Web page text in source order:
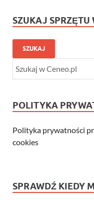
SZUKAJ SPRZĘTU
SZUKAJ
POLITYKA
Polityka prywatności
cookies
SPRAWDŹ KIEDY